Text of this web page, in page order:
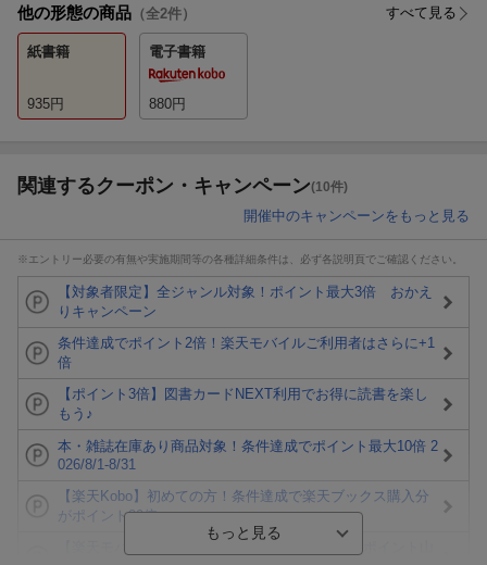
他の形態の商品 （全2件） すべて見る
紙書籍
935円
電子書籍
880円
関連するクーポン・キャンペーン(10件)
開催中のキャンペーンをもっと見る
※エントリー必要の有無や実施期間等の各種詳細条件は、必ず各説明頁でご確認ください。
【対象者限定】全ジャンル対象！ポイント最大3倍 おかえ
りキャンペーン
条件達成でポイント2倍！楽天モバイルご利用者はさらに+1
倍
【ポイント3倍】図書カードNEXT利用でお得に読書を楽し
もう♪
本・雑誌在庫あり商品対象！条件達成でポイント最大10倍 2
026/8/1-8/31
【楽天Kobo】初めての方！条件達成で楽天ブックス購入分
がポイント20倍